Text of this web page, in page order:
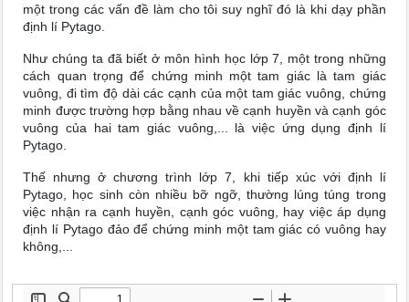
một trong các vấn đề làm cho tôi suy nghĩ đó là khi dạy phần
định lí Pytago.
Như chúng ta đã biết ở môn hình học lớp 7, một trong những
cách quan trọng để chứng minh một tam giác là tam giác
vuông, đi tìm độ dài các cạnh của một tam giác vuông, chứng
minh được trường hợp bằng nhau về cạnh huyền và cạnh góc
vuông của hai tam giác vuông,... là việc ứng dụng định lí
Pytago.
Thế nhưng ở chương trình lớp 7, khi tiếp xúc với định lí
Pytago, học sinh còn nhiều bỡ ngỡ, thường lúng túng trong
việc nhận ra cạnh huyền, cạnh góc vuông, hay việc áp dụng
định lí Pytago đảo để chứng minh một tam giác có vuông hay
không,...